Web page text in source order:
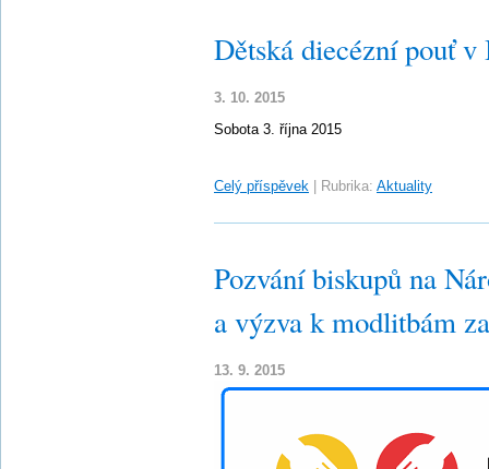
Dětská diecézní pouť v
3. 10. 2015
Sobota 3. října 2015
Celý příspěvek Rubrika: Aktuality
Pozvání biskupů na
a výzva k modlitbám
13. 9. 2015